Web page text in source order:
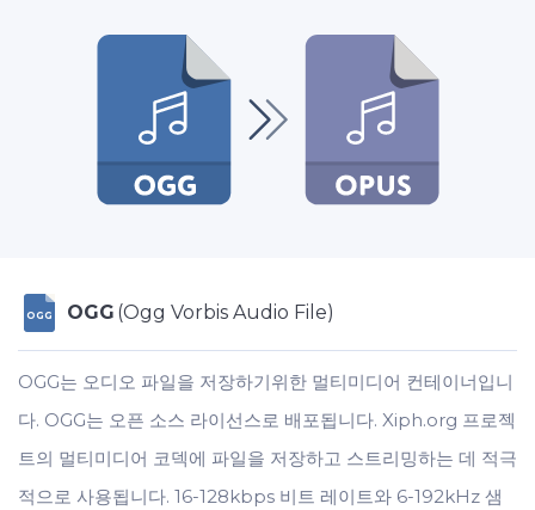
OGG OGG (Ogg Vorbis Audio File)
OGG는 오디오 파일을 저장하기위한 멀티미디어 컨테이너입니
다. OGG는 오픈 소스 라이선스로 배포됩니다. Xiph.org 프로젝
트의 멀티미디어 코덱에 파일을 저장하고 스트리밍하는 데 적극
적으로 사용됩니다. 16-128kbps 비트 레이트와 6-192kHz 샘